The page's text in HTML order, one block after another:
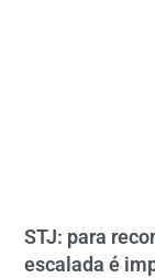
STJ: para
escalada é